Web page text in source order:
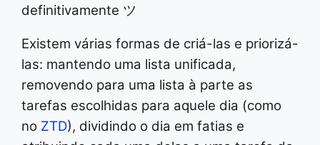
definitivamente ツ
Existem várias formas de criá-las e priorizá-
las: mantendo uma lista unificada,
removendo para uma lista à parte as
tarefas escolhidas para aquele dia (como
no ZTD), dividindo o dia em fatias e